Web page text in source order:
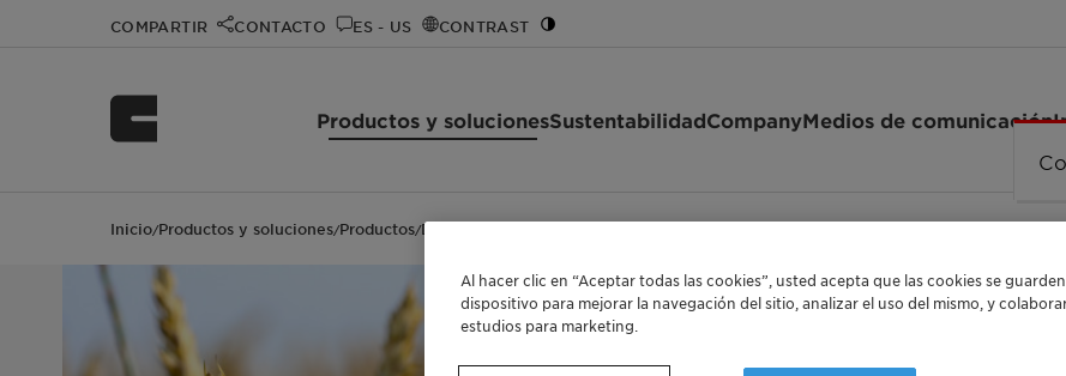
COMPARTIR CONTACTO ES - US CONTRAST
Productos y solucionesSustentabilidadCompanyMedios de comunicación
Inicio/Productos y soluciones/Productos/Dispersogen™ C 4020
Al hacer clic en “Aceptar todas las cookies”, usted acepta que las cookies se
dispositivo para mejorar la navegación del sitio, analizar el uso del mismo, y
estudios para marketing.